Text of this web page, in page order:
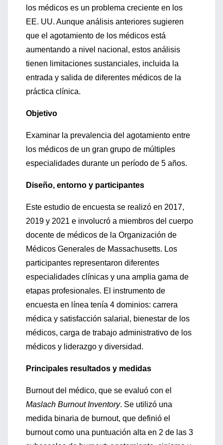
los médicos es un problema creciente en los
EE. UU. Aunque análisis anteriores sugieren
que el agotamiento de los médicos está
aumentando a nivel nacional, estos análisis
tienen limitaciones sustanciales, incluida la
entrada y salida de diferentes médicos de la
práctica clínica.
Objetivo
Examinar la prevalencia del agotamiento entre
los médicos de un gran grupo de múltiples
especialidades durante un período de 5 años.
Diseño, entorno y participantes
Este estudio de encuesta se realizó en 2017,
2019 y 2021 e involucró a miembros del cuerpo
docente de médicos de la Organización de
Médicos Generales de Massachusetts. Los
participantes representaron diferentes
especialidades clínicas y una amplia gama de
etapas profesionales. El instrumento de
encuesta en línea tenía 4 dominios: carrera
médica y satisfacción salarial, bienestar de los
médicos, carga de trabajo administrativo de los
médicos y liderazgo y diversidad.
Principales resultados y medidas
Burnout del médico, que se evaluó con el
Maslach Burnout Inventory. Se utilizó una
medida binaria de burnout, que definió el
burnout como una puntuación alta en 2 de las 3